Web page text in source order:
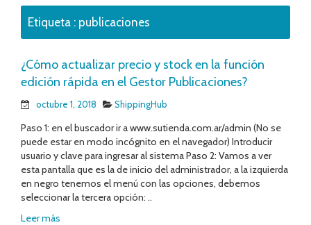
Etiqueta : publicaciones
¿Cómo actualizar precio y stock en la función
edición rápida en el Gestor Publicaciones?
octubre 1, 2018 ShippingHub
Paso 1: en el buscador ir a www.sutienda.com.ar/admin (No se
puede estar en modo incógnito en el navegador) Introducir
usuario y clave para ingresar al sistema Paso 2: Vamos a ver
esta pantalla que es la de inicio del administrador, a la izquierda
en negro tenemos el menú con las opciones, debemos
seleccionar la tercera opción: ..
Leer más